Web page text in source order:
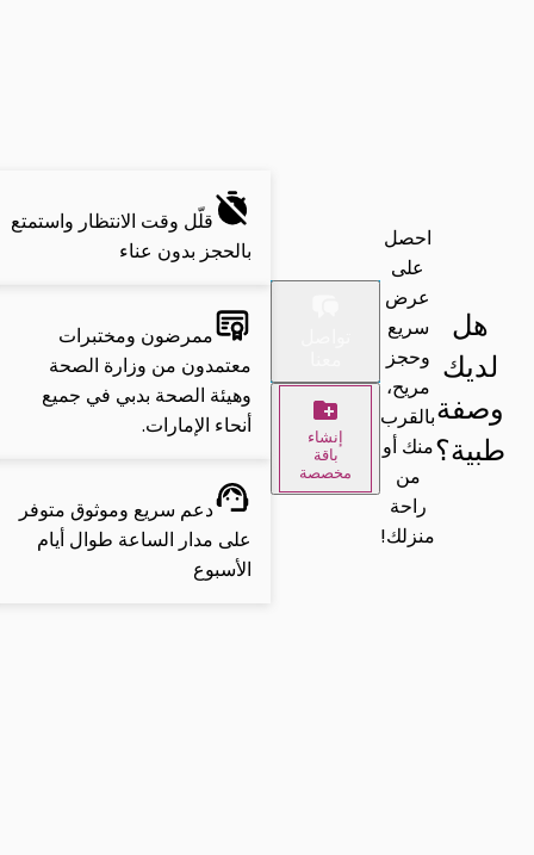
هل
لديك
وصفة
طبية؟
احصل
على
عرض
سريع
وحجز
مريح،
بالقرب
منك أو
من
راحة
منزلك!
إنشاء
باقة
مخصصة
قلّل وقت الانتظار واستمتع
بالحجز بدون عناء
ممرضون ومختبرات
معتمدون من وزارة الصحة
وهيئة الصحة بدبي في جميع
أنحاء الإمارات.
دعم سريع وموثوق متوفر
على مدار الساعة طوال أيام
الأسبوع